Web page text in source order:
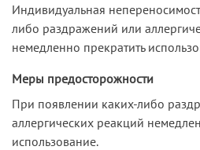
Индивидуальная
либо раздражений или
немедленно прекратить
Меры предосторожности
При появлении каких-либо
аллергических реакций
использование.